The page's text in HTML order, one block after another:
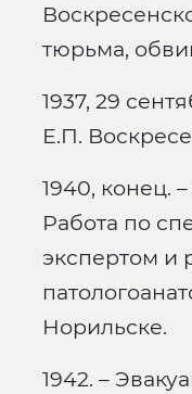
тюрьма,
1937, 29
Е.П.
1940, конец.
Работа по
экспертом и
Норильске.
1942. –